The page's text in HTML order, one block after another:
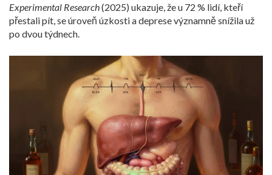
Experimental Research(2025) ukazuje, že u 72 % lidí, kteří
přestali pít, se úroveň úzkosti a deprese významně snížila už
po dvou týdnech.